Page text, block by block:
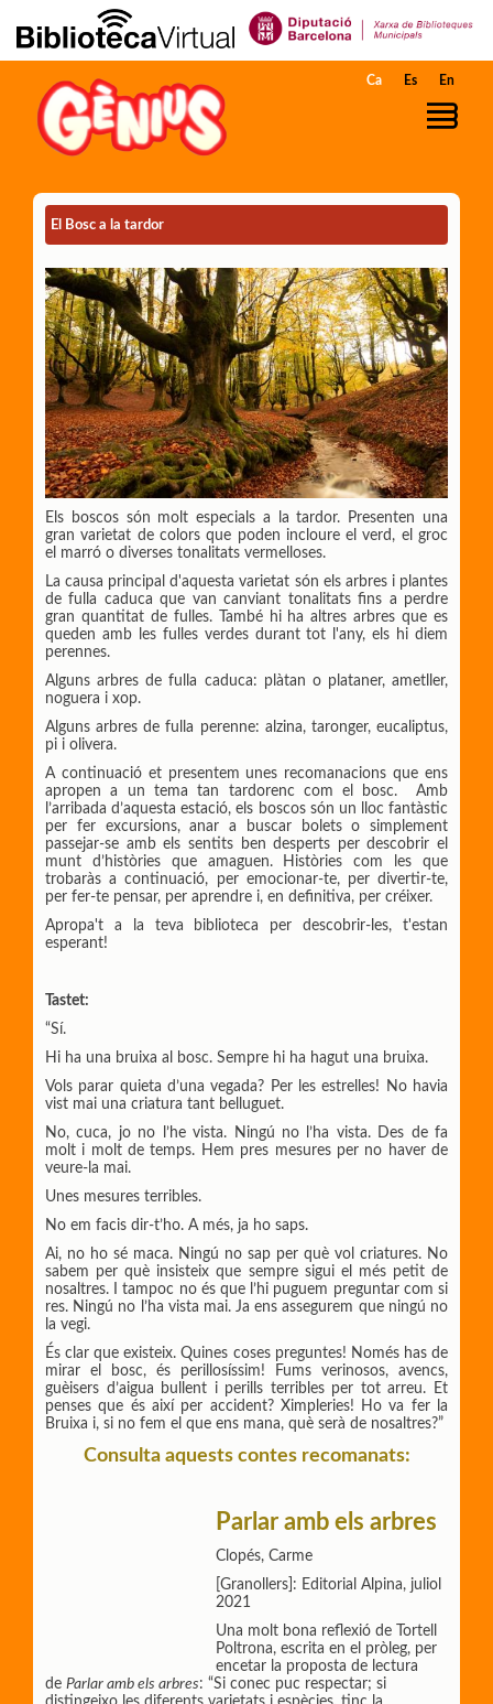
Salta al contingut principal
Ca Es En
El Bosc a la tardor
Els boscos són molt especials a la tardor. Presenten una
gran varietat de colors que poden incloure el verd, el groc
el marró o diverses tonalitats vermelloses.
La causa principal d'aquesta varietat són els arbres i plantes
de fulla caduca que van canviant tonalitats fins a perdre
gran quantitat de fulles. També hi ha altres arbres que es
queden amb les fulles verdes durant tot l'any, els hi diem
perennes.
Alguns arbres de fulla caduca: plàtan o plataner, ametller,
noguera i xop.
Alguns arbres de fulla perenne: alzina, taronger, eucaliptus,
pi i olivera.
A continuació et presentem unes recomanacions que ens
apropen a un tema tan tardorenc com el bosc. Amb
l’arribada d’aquesta estació, els boscos són un lloc fantàstic
per fer excursions, anar a buscar bolets o simplement
passejar-se amb els sentits ben desperts per descobrir el
munt d’històries que amaguen. Històries com les que
trobaràs a continuació, per emocionar-te, per divertir-te,
per fer-te pensar, per aprendre i, en definitiva, per créixer.
Apropa't a la teva biblioteca per descobrir-les, t'estan
esperant!
Tastet:
“Sí.
Hi ha una bruixa al bosc. Sempre hi ha hagut una bruixa.
Vols parar quieta d’una vegada? Per les estrelles! No havia
vist mai una criatura tant belluguet.
No, cuca, jo no l’he vista. Ningú no l’ha vista. Des de fa
molt i molt de temps. Hem pres mesures per no haver de
veure-la mai.
Unes mesures terribles.
No em facis dir-t’ho. A més, ja ho saps.
Ai, no ho sé maca. Ningú no sap per què vol criatures. No
sabem per què insisteix que sempre sigui el més petit de
nosaltres. I tampoc no és que l’hi puguem preguntar com si
res. Ningú no l’ha vista mai. Ja ens assegurem que ningú no
la vegi.
És clar que existeix. Quines coses preguntes! Només has de
mirar el bosc, és perillosíssim! Fums verinosos, avencs,
guèisers d’aigua bullent i perills terribles per tot arreu. Et
penses que és així per accident? Ximpleries! Ho va fer la
Bruixa i, si no fem el que ens mana, què serà de nosaltres?”
Consulta aquests contes recomanats:
Parlar amb els arbres
Clopés, Carme
[Granollers]: Editorial Alpina, juliol
2021
Una molt bona reflexió de Tortell
Poltrona, escrita en el pròleg, per
encetar la proposta de lectura
de Parlar amb els arbres: “Si conec puc respectar; si